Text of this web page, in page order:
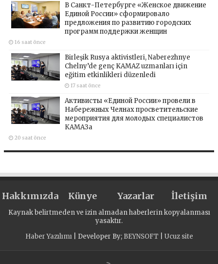
В Санкт-Петербурге «Женское движение
Единой России» сформировало
предложения по развитию городских
программ поддержки женщин
16 saat önce
Birleşik Rusya aktivistleri, Naberezhnye
Chelny’de genç KAMAZ uzmanları için
eğitim etkinlikleri düzenledi
17 saat önce
Активисты «Единой России» провели в
Набережных Челнах просветительские
мероприятия для молодых специалистов
КАМАЗа
20 saat önce
Hakkımızda Künye Yazarlar İletişim
Kaynak belirtmeden ve izin almadan haberlerin kopyalanması
yasaktır.
Haber Yazılımı| Developer By; BEYNSOFT Ucuz site